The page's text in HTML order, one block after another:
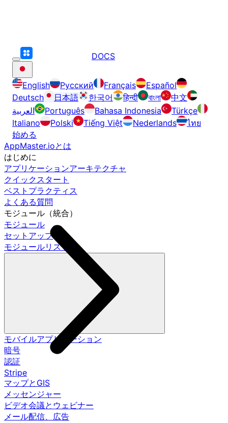
DOCS
English Русский Français
Español
Deutsch
日本語 한국어 हिन्दी বাংলা
中文
العربية
Português Bahasa Indonesia
Türkçe
Italiano
Polski Tiếng Việt Nederlands
ไทย
始める
AppMaster.ioとは
はじめに
アプリケーションアーキテクチャ
クイックスタート
ベストプラクティス
よくある質問
モジュール（統合）
モジュール
セットアップ
モジュールリスト
モバイルアプリケーション
暗号
認証
Stripe
マップとGIS
メッセンジャー
ビデオ会議とウェビナー
メール配信、広告